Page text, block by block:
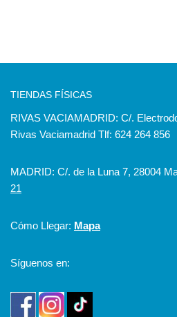
TIENDAS FÍSICAS
RIVAS VACIAMADRID: C/.
Rivas Vaciamadrid Tlf: 624 264 856
MADRID: C/. de la Luna 7, 28004
21
Cómo Llegar: Mapa
Síguenos en: